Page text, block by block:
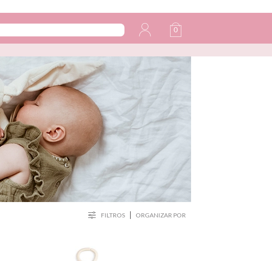
0
FILTROS ORGANIZAR POR